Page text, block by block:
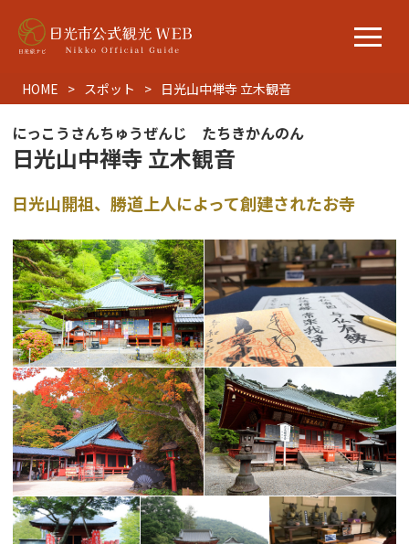
HOME スポット 日光山中禅寺 立木観音
にっこうさんちゅうぜんじ たちきかんのん
日光山中禅寺 立木観音
日光山開祖、勝道上人によって創建されたお寺